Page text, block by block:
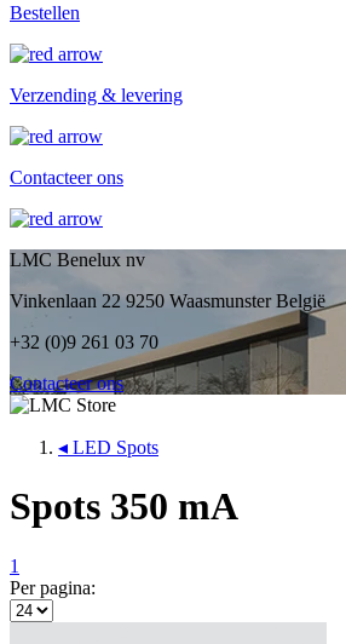
Bestellen
Verzending & levering
Contacteer ons
LMC Benelux nv
Vinkenlaan 22 9250 Waasmunster België
+32 (0)9 261 03 70
Contacteer ons
◂ LED Spots
Spots 350 mA
1
Per pagina: